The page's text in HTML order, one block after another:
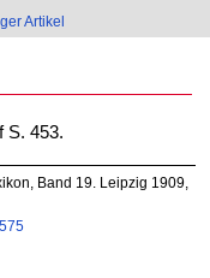
Artikel
S. 453.
Band 19. Leipzig 1909,